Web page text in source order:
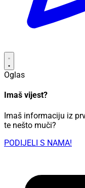
Oglas
Imaš vijest?
Imaš informaciju iz
te nešto muči?
PODIJELI S NAMA!